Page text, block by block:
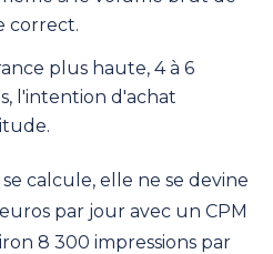
correct.
plus haute, 4 à 6
l'intention d'achat
calcule, elle ne se devine
par jour avec un CPM
8 300 impressions par